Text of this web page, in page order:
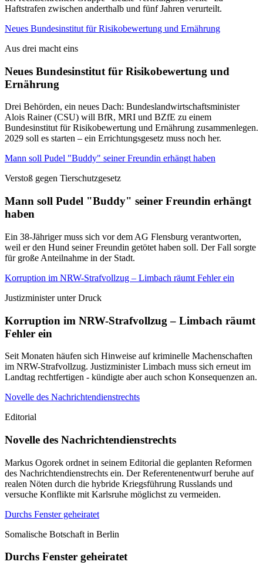
Haftstrafen zwischen anderthalb und fünf Jahren verurteilt.
Neues Bundesinstitut für Risikobewertung und Ernährung
Aus drei macht eins
Neues Bundesinstitut für Risikobewertung und
Ernährung
Drei Behörden, ein neues Dach: Bundeslandwirtschaftsminister
Alois Rainer (CSU) will BfR, MRI und BZfE zu einem
Bundesinstitut für Risikobewertung und Ernährung zusammenlegen.
2029 soll es starten – ein Errichtungsgesetz muss noch her.
Mann soll Pudel "Buddy" seiner Freundin erhängt haben
Verstoß gegen Tierschutzgesetz
Mann soll Pudel "Buddy" seiner Freundin erhängt
haben
Ein 38-Jähriger muss sich vor dem AG Flensburg verantworten,
weil er den Hund seiner Freundin getötet haben soll. Der Fall sorgte
für große Anteilnahme in der Stadt.
Korruption im NRW-Strafvollzug – Limbach räumt Fehler ein
Justizminister unter Druck
Korruption im NRW-Strafvollzug – Limbach räumt
Fehler ein
Seit Monaten häufen sich Hinweise auf kriminelle Machenschaften
im NRW-Strafvollzug. Justizminister Limbach muss sich erneut im
Landtag rechtfertigen - kündigte aber auch schon Konsequenzen an.
Novelle des Nachrichtendienstrechts
Editorial
Novelle des Nachrichtendienstrechts
Markus Ogorek ordnet in seinem Editorial die geplanten Reformen
des Nachrichtendienstrechts ein. Der Referentenentwurf beruhe auf
realen Nöten durch die hybride Kriegsführung Russlands und
versuche Konflikte mit Karlsruhe möglichst zu vermeiden.
Durchs Fenster geheiratet
Somalische Botschaft in Berlin
Durchs Fenster geheiratet